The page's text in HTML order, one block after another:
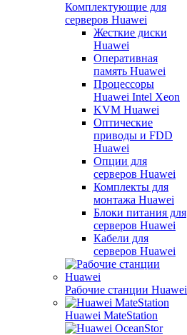
Комплектующие для
серверов Huawei
Жесткие диски
Huawei
Оперативная
память Huawei
Процессоры
Huawei Intel Xeon
KVM Huawei
Оптические
приводы и FDD
Huawei
Опции для
серверов Huawei
Комплекты для
монтажа Huawei
Блоки питания для
серверов Huawei
Кабели для
серверов Huawei
Рабочие станции Huawei
Huawei MateStation